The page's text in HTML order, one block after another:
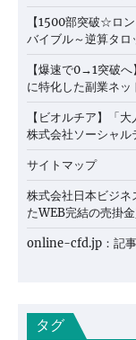
【1500部突破☆ロ
バイブル～逆算タロ
【爆速で0→1突破
に特化した副業ネッ
【ビオルチア】「
株式会社ソーシャル
サイトマップ
株式会社日本ビジネ
たWEB完結の売掛
online-cfd.jp：記
タグ